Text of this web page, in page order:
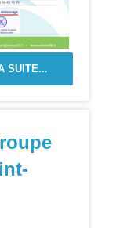
SUITE...